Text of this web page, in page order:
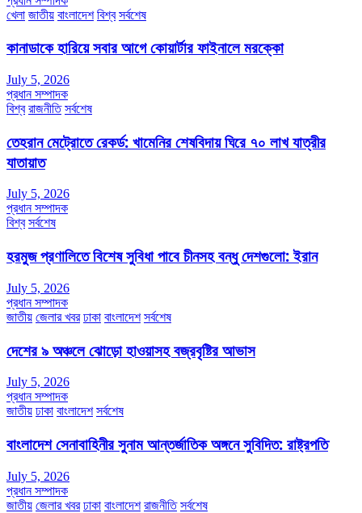
খেলা জাতীয় বাংলাদেশ বিশ্ব সর্বশেষ
কানাডাকে হারিয়ে সবার আগে কোয়ার্টার ফাইনালে মরক্কো
July 5, 2026
প্রধান সম্পাদক
বিশ্ব রাজনীতি সর্বশেষ
তেহরান মেট্রোতে রেকর্ড: খামেনির শেষবিদায় ঘিরে ৭০ লাখ যাত্রীর
যাতায়াত
July 5, 2026
প্রধান সম্পাদক
বিশ্ব সর্বশেষ
হরমুজ প্রণালিতে বিশেষ সুবিধা পাবে চীনসহ বন্ধু দেশগুলো: ইরান
July 5, 2026
প্রধান সম্পাদক
জাতীয় জেলার খবর ঢাকা বাংলাদেশ সর্বশেষ
দেশের ৯ অঞ্চলে ঝোড়ো হাওয়াসহ বজ্রবৃষ্টির আভাস
July 5, 2026
প্রধান সম্পাদক
জাতীয় ঢাকা বাংলাদেশ সর্বশেষ
বাংলাদেশ সেনাবাহিনীর সুনাম আন্তর্জাতিক অঙ্গনে সুবিদিত: রাষ্ট্রপতি
July 5, 2026
প্রধান সম্পাদক
জাতীয় জেলার খবর ঢাকা বাংলাদেশ রাজনীতি সর্বশেষ